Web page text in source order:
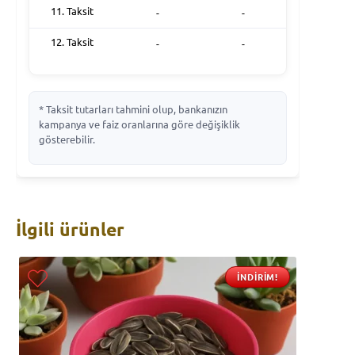
11. Taksit - -
12. Taksit - -
* Taksit tutarları tahmini olup, bankanızın
kampanya ve faiz oranlarına göre değişiklik
gösterebilir.
İlgili ürünler
İNDIRIM!